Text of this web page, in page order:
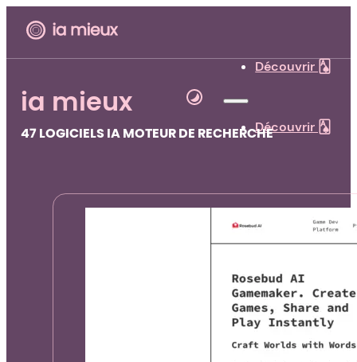
Découvrir 🂡
Découvrir 🂡
ia mieux
47 LOGICIELS IA MOTEUR DE RECHERCHE